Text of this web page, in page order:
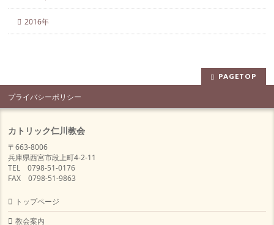
2016年
PAGETOP
プライバシーポリシー
カトリック仁川教会
〒663-8006
兵庫県西宮市段上町4-2-11
TEL 0798-51-0176
FAX 0798-51-9863
トップページ
教会案内